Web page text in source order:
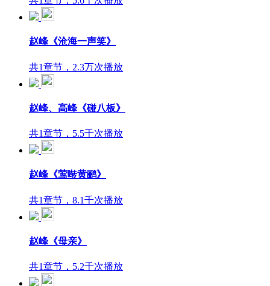
赵峰《沧海一声笑》
共1章节，2.3万次播放
赵峰、高峰《碰八板》
共1章节，5.5千次播放
赵峰《莺啭黄鹂》
共1章节，8.1千次播放
赵峰《母亲》
共1章节，5.2千次播放